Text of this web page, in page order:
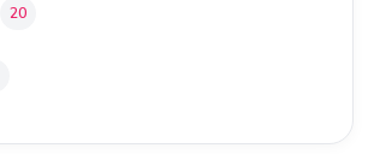
20